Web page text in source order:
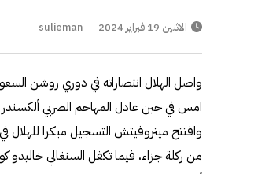
الاثنين 19 فبراير 2024 sulieman
امس في حين عادل المهاجم الصربي